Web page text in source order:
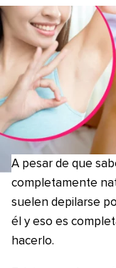
A pesar de que
completamente
suelen depilarse
él y eso es
hacerlo.